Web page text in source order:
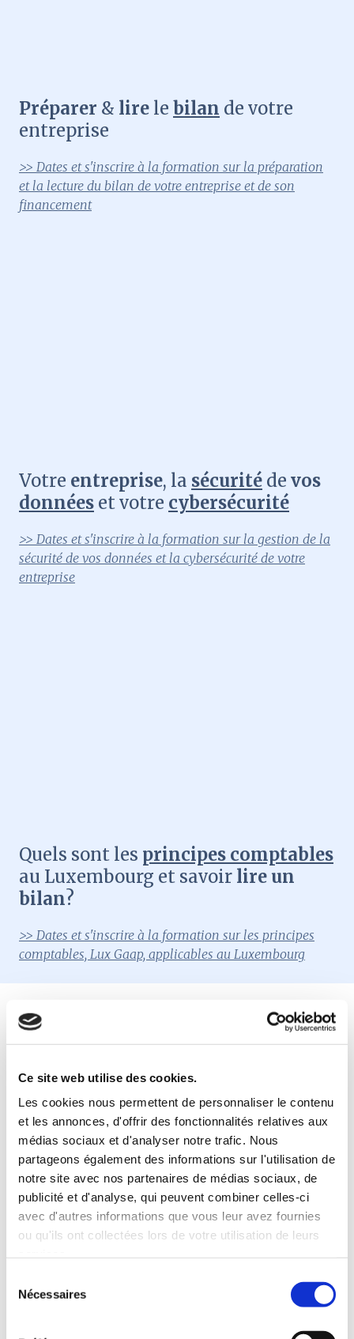
Ce site web utilise des cookies.
Les cookies nous permettent de personnaliser le contenu
et les annonces, d'offrir des fonctionnalités relatives aux
médias sociaux et d'analyser notre trafic. Nous
partageons également des informations sur l'utilisation de
notre site avec nos partenaires de médias sociaux, de
publicité et d'analyse, qui peuvent combiner celles-ci
avec d'autres informations que vous leur avez fournies
ou qu'ils ont collectées lors de votre utilisation de leurs
Nécessaires
Préparer & lire le bilan de votre
entreprise
>> Dates et s'inscrire à la formation sur la préparation
et la lecture du bilan de votre entreprise et de son
financement
Votre entreprise, la sécurité de vos
données et votre cybersécurité
>> Dates et s'inscrire à la formation sur la gestion de la
sécurité de vos données et la cybersécurité de votre
entreprise
Quels sont les principes comptables
au Luxembourg et savoir lire un
bilan?
>> Dates et s'inscrire à la formation sur les principes
comptables, Lux Gaap, applicables au Luxembourg
outils
numériques